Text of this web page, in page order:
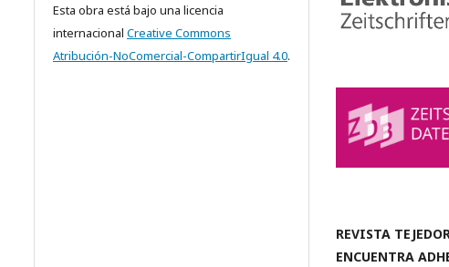
Esta obra está bajo una licencia
internacional Creative Commons
Atribución-NoComercial-CompartirIgual 4.0.
REVISTA
ENCUENTRA